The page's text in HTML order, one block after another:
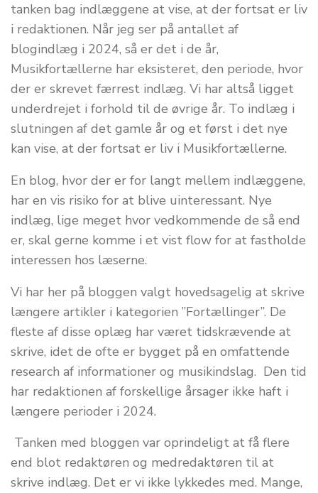
tanken bag indlæggene at vise, at der fortsat er liv
i redaktionen. Når jeg ser på antallet af
blogindlæg i 2024, så er det i de år,
Musikfortællerne har eksisteret, den periode, hvor
der er skrevet færrest indlæg. Vi har altså ligget
underdrejet i forhold til de øvrige år. To indlæg i
slutningen af det gamle år og et først i det nye
kan vise, at der fortsat er liv i Musikfortællerne.
En blog, hvor der er for langt mellem indlæggene,
har en vis risiko for at blive uinteressant. Nye
indlæg, lige meget hvor vedkommende de så end
er, skal gerne komme i et vist flow for at fastholde
interessen hos læserne.
Vi har her på bloggen valgt hovedsagelig at skrive
længere artikler i kategorien ”Fortællinger”. De
fleste af disse oplæg har været tidskrævende at
skrive, idet de ofte er bygget på en omfattende
research af informationer og musikindslag. Den tid
har redaktionen af forskellige årsager ikke haft i
længere perioder i 2024.
Tanken med bloggen var oprindeligt at få flere
end blot redaktøren og medredaktøren til at
skrive indlæg. Det er vi ikke lykkedes med. Mange,